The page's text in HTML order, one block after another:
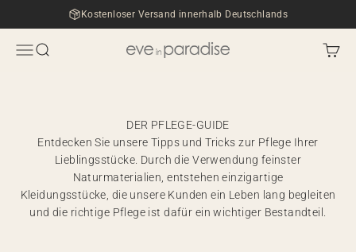
Zum Inhalt springenKostenloser Versand innerhalb Deutschlands
MenüSuche eve in paradise
DER PFLEGE-GUIDE
Entdecken Sie unsere Tipps und Tricks zur Pflege Ihrer
Lieblingsstücke. Durch die Verwendung feinster
Naturmaterialien, entstehen einzigartige
Kleidungsstücke, die unsere Kunden ein Leben lang begleiten
und die richtige Pflege ist dafür ein wichtiger Bestandteil.